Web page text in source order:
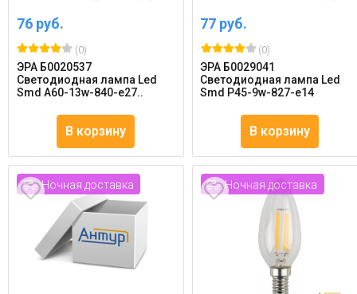
76 руб.
(0)
ЭРА Б0020537
Светодиодная лампа Led
Smd A60-13w-840-e27..
В корзину
77 руб.
(0)
ЭРА Б0029041
Светодиодная лампа Led
Smd P45-9w-827-e14
В корзину
Ночная доставка Ночная доставка